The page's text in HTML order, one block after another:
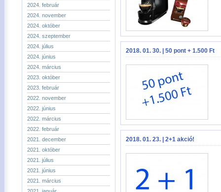
2024. február
2024. november
2024. október
2024. szeptember
2024. július
2024. június
2024. március
2023. október
2023. február
2022. november
2022. június
2022. március
2022. február
2021. december
2021. október
2021. július
2021. június
2021. március
2018. 01. 30. | 50 pont + 1.500 Ft
2018. 01. 23. | 2+1 akció!